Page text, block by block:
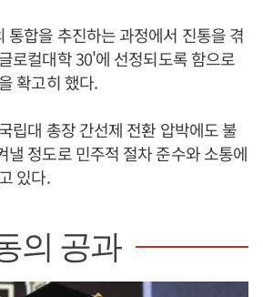
통합을 추진하는 과정에서 진통을 겪
로컬대학 30'에 선정되도록 함으로
확고히 했다.
립대 총장 간선제 전환 압박에도 불
낼 정도로 민주적 절차 준수와 소통에
있다.
의 공과